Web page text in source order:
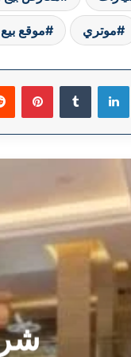
موتري موقع
لينكدإن